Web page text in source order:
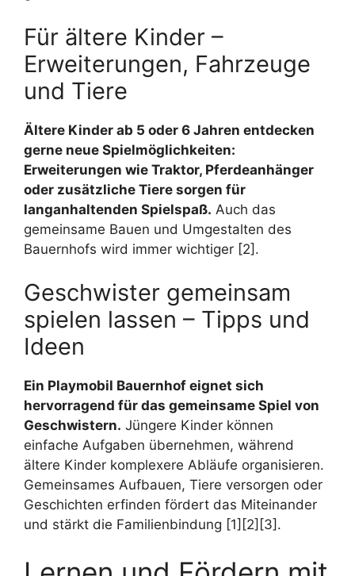
Für ältere Kinder –
Erweiterungen, Fahrzeuge
und Tiere
Ältere Kinder ab 5 oder 6 Jahren entdecken
gerne neue Spielmöglichkeiten:
Erweiterungen wie Traktor, Pferdeanhänger
oder zusätzliche Tiere sorgen für
langanhaltenden Spielspaß. Auch das
gemeinsame Bauen und Umgestalten des
Bauernhofs wird immer wichtiger [2].
Geschwister gemeinsam
spielen lassen – Tipps und
Ideen
Ein Playmobil Bauernhof eignet sich
hervorragend für das gemeinsame Spiel von
Geschwistern. Jüngere Kinder können
einfache Aufgaben übernehmen, während
ältere Kinder komplexere Abläufe organisieren.
Gemeinsames Aufbauen, Tiere versorgen oder
Geschichten erfinden fördert das Miteinander
und stärkt die Familienbindung [1][2][3].